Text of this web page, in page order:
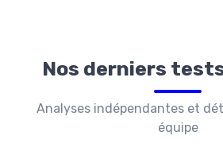
Nos derniers
Analyses indépendantes et
équipe